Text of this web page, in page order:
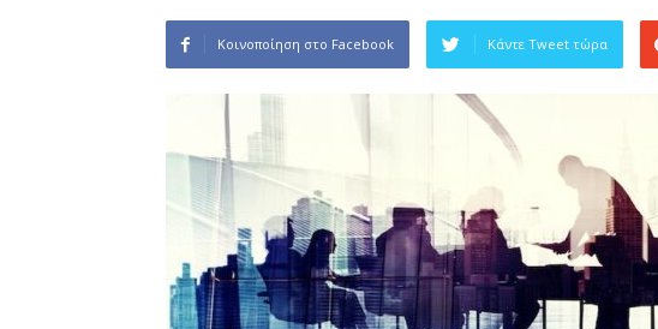
Κοινοποίηση στο Facebook Κάντε Tweet τώρα